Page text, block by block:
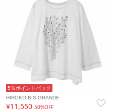
5％ポイントバック
HIROKO BIS GRANDE
¥11,550 50%OFF